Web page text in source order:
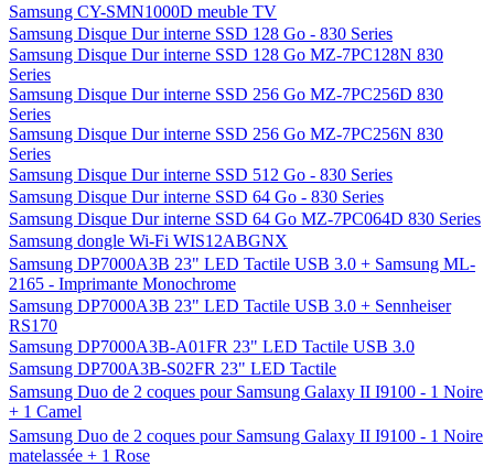
Samsung CY-SMN1000D meuble TV
Samsung Disque Dur interne SSD 128 Go - 830 Series
Samsung Disque Dur interne SSD 128 Go MZ-7PC128N 830
Series
Samsung Disque Dur interne SSD 256 Go MZ-7PC256D 830
Series
Samsung Disque Dur interne SSD 256 Go MZ-7PC256N 830
Series
Samsung Disque Dur interne SSD 512 Go - 830 Series
Samsung Disque Dur interne SSD 64 Go - 830 Series
Samsung Disque Dur interne SSD 64 Go MZ-7PC064D 830 Series
Samsung dongle Wi-Fi WIS12ABGNX
Samsung DP7000A3B 23" LED Tactile USB 3.0 + Samsung ML-
2165 - Imprimante Monochrome
Samsung DP7000A3B 23" LED Tactile USB 3.0 + Sennheiser
RS170
Samsung DP7000A3B-A01FR 23" LED Tactile USB 3.0
Samsung DP700A3B-S02FR 23" LED Tactile
Samsung Duo de 2 coques pour Samsung Galaxy II I9100 - 1 Noire
+ 1 Camel
Samsung Duo de 2 coques pour Samsung Galaxy II I9100 - 1 Noire
matelassée + 1 Rose